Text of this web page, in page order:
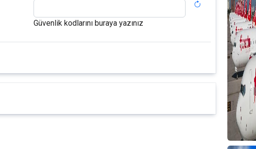
Güvenlik kodlarını buraya yazınız